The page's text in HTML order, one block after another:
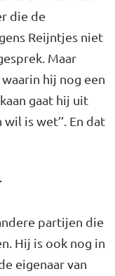
die de
Reijntjes niet
Maar
hij nog een
gaat hij uit
wil is wet’’. En dat
partijen die
Hij is ook nog in
eigenaar van